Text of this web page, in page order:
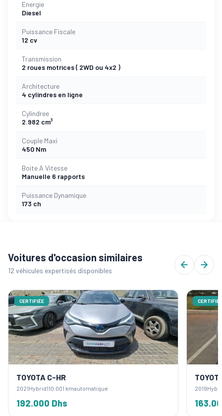
Energie
Diesel
Puissance Fiscale
12 cv
Transmission
2 roues motrices ( 2WD ou 4x2 )
Architecture
4 cylindres en ligne
Cylindree
2.982 cm³
Couple Maxi
450 Nm
Boite A Vitesse
Manuelle 6 rapports
Puissance Dynamique
173 ch
Voitures d'occasion similaires
12 véhicules expertisés disponibles
CERTIFIÉE
TOYOTA C-HR
2021Hybrid110.001 kmautomatique
192.000 Dhs
CERTIFIÉE
2019